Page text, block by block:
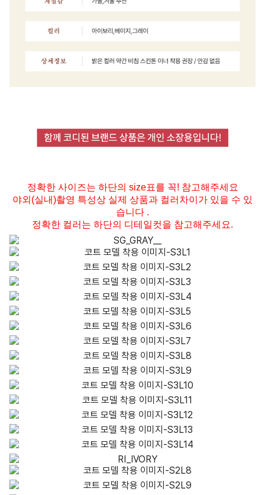
정확한 사이즈는 하단의 size표를 꼭! 참고해주세요
야외(실내)촬영 특성상 실제 상품과 컬러차이가 있을 수 있
습니다 .
정확한 컬러는 하단의 디테일컷을 참고해주세요.